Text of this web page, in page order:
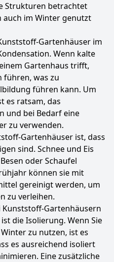
Strukturen betrachtet
auch im Winter genutzt
Gartenhäuser im
Wenn kalte
Gartenhaus trifft,
führen, was zu
führen kann. Um
es ratsam, das
und bei Bedarf eine
zu verwenden.
Gartenhäuser ist, dass
sind. Schnee und Eis
oder Schaufel
können sie mit
gereinigt werden, um
zu verleihen.
Kunststoff-Gartenhäusern
die Isolierung. Wenn Sie
zu nutzen, ist es
es ausreichend isoliert
Eine zusätzliche